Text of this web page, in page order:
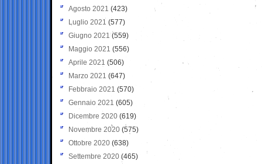
Agosto 2021 (423)
Luglio 2021 (577)
Giugno 2021(559)
Maggio 2021 (556)
Aprile 2021 (506)
Marzo 2021 (647)
Febbraio 2021 (570)
Gennaio 2021 (605)
Dicembre 2020 (619)
Novembre 2020 (575)
Ottobre 2020 (638)
Settembre 2020(465)